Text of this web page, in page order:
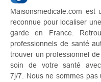
Maisonsmedicale.com
reconnue pour localiser
garde en France.
professionnels de santé
trouver un professionnel
soin de votre santé
7j/7. Nous ne sommes